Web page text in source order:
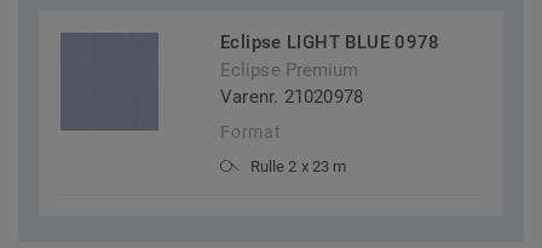
Eclipse LIGHT BLUE 0978
Eclipse Premium
Varenr. 21020978
Format
Rulle 2 x 23 m